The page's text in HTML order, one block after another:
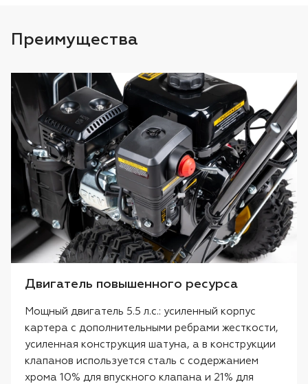
Преимущества
Двигатель повышенного ресурса
Мощный двигатель 5.5 л.с.: усиленный корпус
картера с дополнительными ребрами жесткости,
усиленная конструкция шатуна, а в конструкции
клапанов используется сталь с содержанием
хрома 10% для впускного клапана и 21% для